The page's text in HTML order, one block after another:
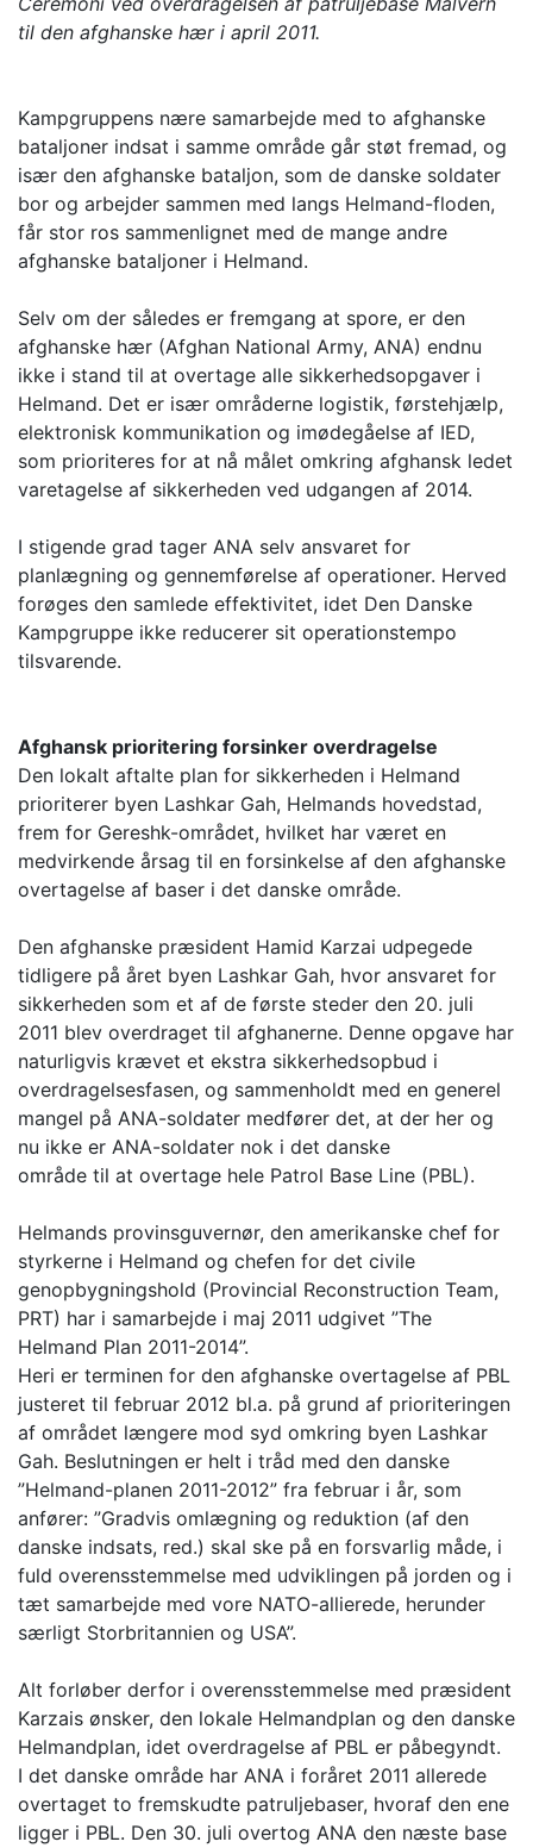
til den afghanske hær i april 2011.
Kampgruppens nære samarbejde med to afghanske
bataljoner indsat i samme område går støt fremad, og
især den afghanske bataljon, som de danske soldater
bor og arbejder sammen med langs Helmand-floden,
får stor ros sammenlignet med de mange andre
afghanske bataljoner i Helmand.
Selv om der således er fremgang at spore, er den
afghanske hær (Afghan National Army, ANA) endnu
ikke i stand til at overtage alle sikkerhedsopgaver i
Helmand. Det er især områderne logistik, førstehjælp,
elektronisk kommunikation og imødegåelse af IED,
som prioriteres for at nå målet omkring afghansk ledet
varetagelse af sikkerheden ved udgangen af 2014.
I stigende grad tager ANA selv ansvaret for
planlægning og gennemførelse af operationer. Herved
forøges den samlede effektivitet, idet Den Danske
Kampgruppe ikke reducerer sit operationstempo
tilsvarende.
Afghansk prioritering forsinker overdragelse
Den lokalt aftalte plan for sikkerheden i Helmand
prioriterer byen Lashkar Gah, Helmands hovedstad,
frem for Gereshk-området, hvilket har været en
medvirkende årsag til en forsinkelse af den afghanske
overtagelse af baser i det danske område.
Den afghanske præsident Hamid Karzai udpegede
tidligere på året byen Lashkar Gah, hvor ansvaret for
sikkerheden som et af de første steder den 20. juli
2011 blev overdraget til afghanerne. Denne opgave har
naturligvis krævet et ekstra sikkerhedsopbud i
overdragelsesfasen, og sammenholdt med en generel
mangel på ANA-soldater medfører det, at der her og
nu ikke er ANA-soldater nok i det danske
område til at overtage hele Patrol Base Line (PBL).
Helmands provinsguvernør, den amerikanske chef for
styrkerne i Helmand og chefen for det civile
genopbygningshold (Provincial Reconstruction Team,
PRT) har i samarbejde i maj 2011 udgivet ”The
Helmand Plan 2011-2014”.
Heri er terminen for den afghanske overtagelse af PBL
justeret til februar 2012 bl.a. på grund af prioriteringen
af området længere mod syd omkring byen Lashkar
Gah. Beslutningen er helt i tråd med den danske
”Helmand-planen 2011-2012” fra februar i år, som
anfører: ”Gradvis omlægning og reduktion (af den
danske indsats, red.) skal ske på en forsvarlig måde, i
fuld overensstemmelse med udviklingen på jorden og i
tæt samarbejde med vore NATO-allierede, herunder
særligt Storbritannien og USA”.
Alt forløber derfor i overensstemmelse med præsident
Karzais ønsker, den lokale Helmandplan og den danske
Helmandplan, idet overdragelse af PBL er påbegyndt.
I det danske område har ANA i foråret 2011 allerede
overtaget to fremskudte patruljebaser, hvoraf den ene
ligger i PBL. Den 30. juli overtog ANA den næste base